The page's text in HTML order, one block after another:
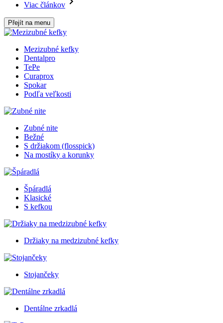
Viac článkov
Přejít na menu
Mezizubné kefky
Dentalpro
TePe
Curaprox
Spokar
Podľa veľkosti
Zubné nite
Bežné
S držiakom (flosspick)
Na mostíky a korunky
Špáradlá
Klasické
S kefkou
Držiaky na medzizubné kefky
Stojančeky
Dentálne zrkadlá